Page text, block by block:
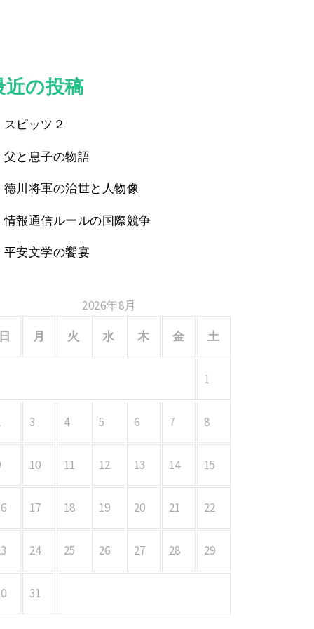
近の投稿
スピッツ２
父と息子の物語
徳川将軍の治世と人物像
情報通信ルールの国際競争
平安文学の饗宴
2026年8月
月 火 水 木 金 土
1
3 4 5 6 7 8
10 11 12 13 14 15
17 18 19 20 21 22
24 25 26 27 28 29
31